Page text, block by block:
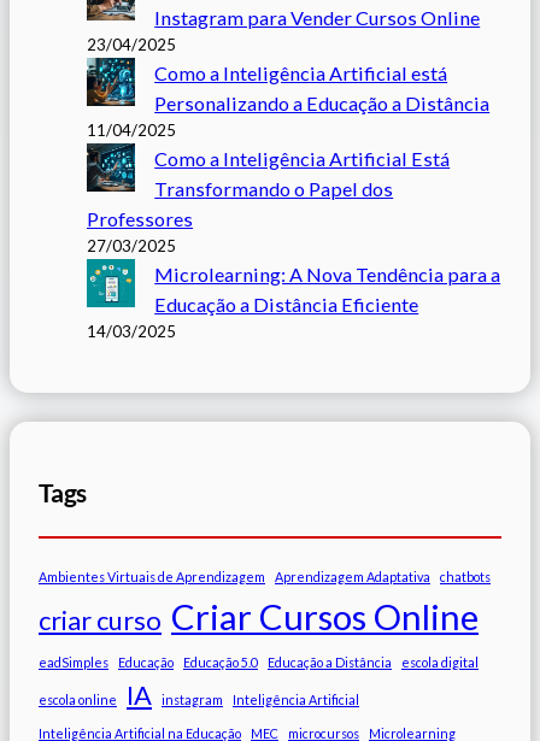
Instagram para Vender Cursos Online
23/04/2025
Como a Inteligência Artificial está
Personalizando a Educação a Distância
11/04/2025
Como a Inteligência Artificial Está
Transformando o Papel dos
Professores
27/03/2025
Microlearning: A Nova Tendência para a
Educação a Distância Eficiente
14/03/2025
Tags
Ambientes Virtuais de Aprendizagem Aprendizagem Adaptativa chatbots
criar curso Criar Cursos Online
eadSimples Educação Educação 5.0 Educação a Distância escola digital
escola online IA instagram Inteligência Artificial
Inteligência Artificial na Educação MEC microcursos Microlearning